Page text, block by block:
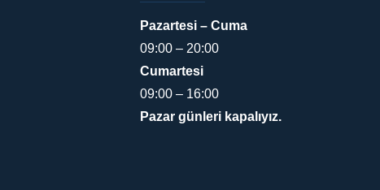
Pazartesi – Cuma
09:00 – 20:00
Cumartesi
09:00 – 16:00
Pazar günleri kapalıyız.